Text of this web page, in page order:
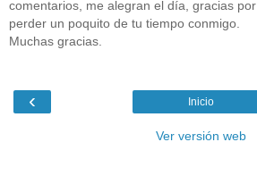
comentarios, me alegran el día, gracias por
perder un poquito de tu tiempo conmigo.
Muchas gracias.
‹ Inicio
Ver versión web